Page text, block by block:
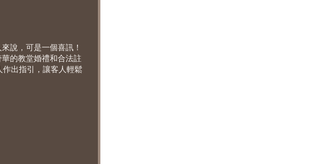
說，可是一個喜訊！
的教堂婚禮和合法註
出指引，讓客人輕鬆